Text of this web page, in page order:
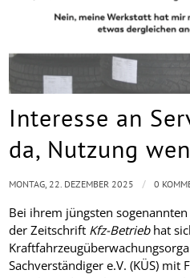
Interesse an
da, Nutzung
Bei ihrem jüngsten
der Zeitschrift Kfz-Betriebhat
Sachverständiger e.V. (KÜS)
MONTAG, 22. DEZEMBER 2025 / 0